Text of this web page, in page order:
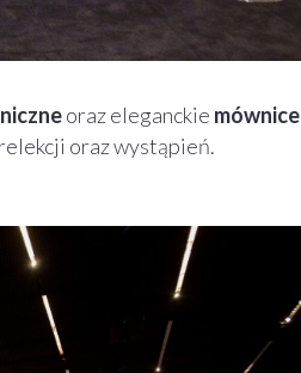
oraz eleganckie mównice
oraz wystąpień.